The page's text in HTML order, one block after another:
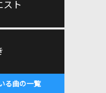
スト
る曲の一覧